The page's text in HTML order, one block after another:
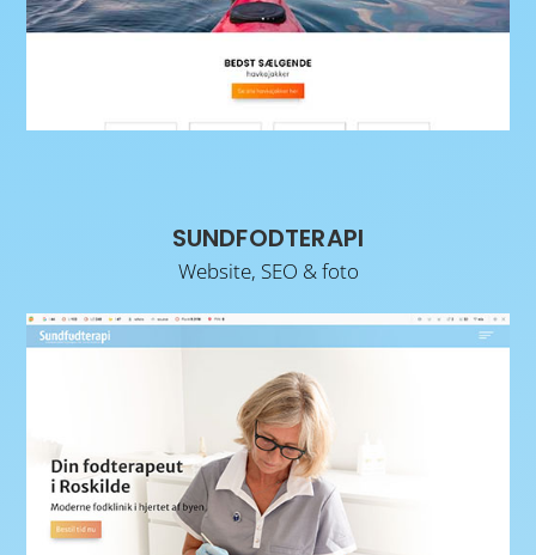
SUNDFODTERAPI
Website, SEO & foto